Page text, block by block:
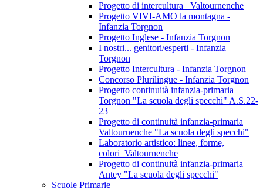
Progetto di intercultura_ Valtournenche
Progetto VIVI-AMO la montagna -
Infanzia Torgnon
Progetto Inglese - Infanzia Torgnon
I nostri... genitori/esperti - Infanzia
Torgnon
Progetto Intercultura - Infanzia Torgnon
Concorso Plurilingue - Infanzia Torgnon
Progetto continuità infanzia-primaria
Torgnon "La scuola degli specchi" A.S.22-
23
Progetto di continuità infanzia-primaria
Valtournenche "La scuola degli specchi"
Laboratorio artistico: linee, forme,
colori_Valtournenche
Progetto di continuità infanzia-primaria
Antey "La scuola degli specchi"
Scuole Primarie